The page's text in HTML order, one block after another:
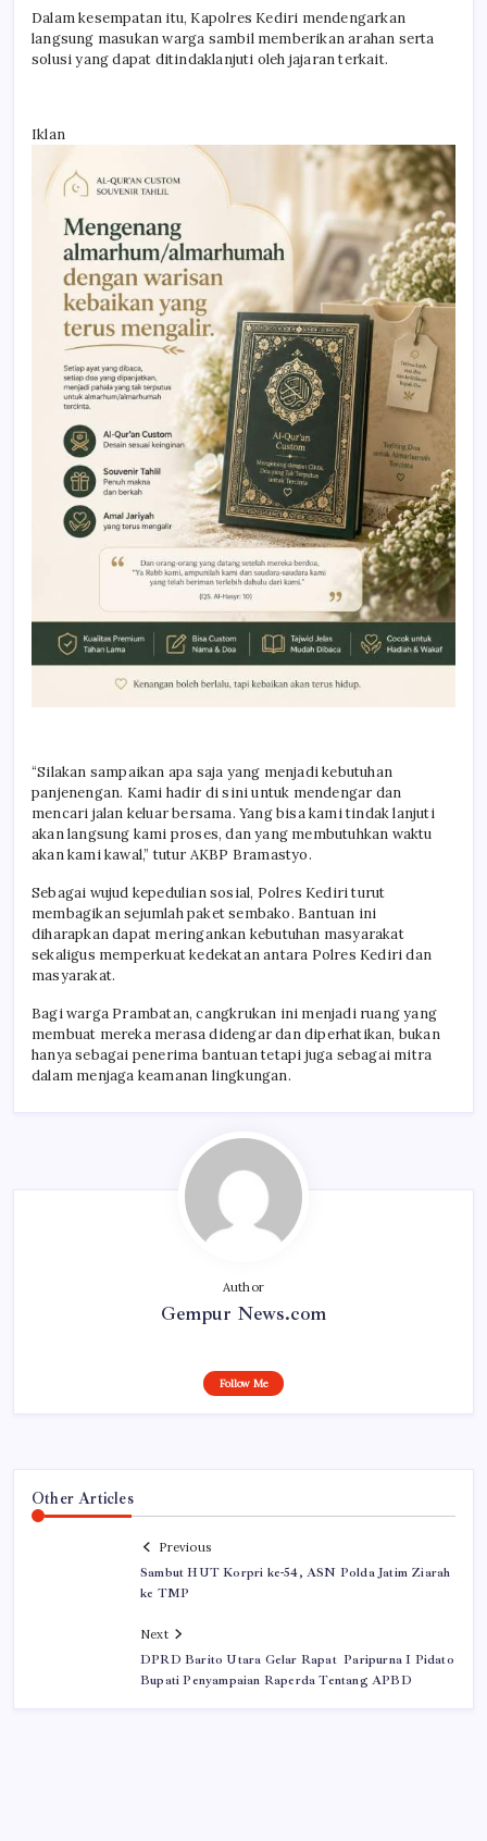
Dalam kesempatan itu, Kapolres Kediri mendengarkan
langsung masukan warga sambil memberikan arahan serta
solusi yang dapat ditindaklanjuti oleh jajaran terkait.
Iklan
“Silakan sampaikan apa saja yang menjadi kebutuhan
panjenengan. Kami hadir di sini untuk mendengar dan
mencari jalan keluar bersama. Yang bisa kami tindak lanjuti
akan langsung kami proses, dan yang membutuhkan waktu
akan kami kawal,” tutur AKBP Bramastyo.
Sebagai wujud kepedulian sosial, Polres Kediri turut
membagikan sejumlah paket sembako. Bantuan ini
diharapkan dapat meringankan kebutuhan masyarakat
sekaligus memperkuat kedekatan antara Polres Kediri dan
masyarakat.
Bagi warga Prambatan, cangkrukan ini menjadi ruang yang
membuat mereka merasa didengar dan diperhatikan, bukan
hanya sebagai penerima bantuan tetapi juga sebagai mitra
dalam menjaga keamanan lingkungan.
Author
Gempur News.com
Follow Me
Other Articles
Previous
Sambut HUT Korpri ke-54, ASN Polda Jatim Ziarah
ke TMP
Next
DPRD Barito Utara Gelar Rapat Paripurna I Pidato
Bupati Penyampaian Raperda Tentang APBD